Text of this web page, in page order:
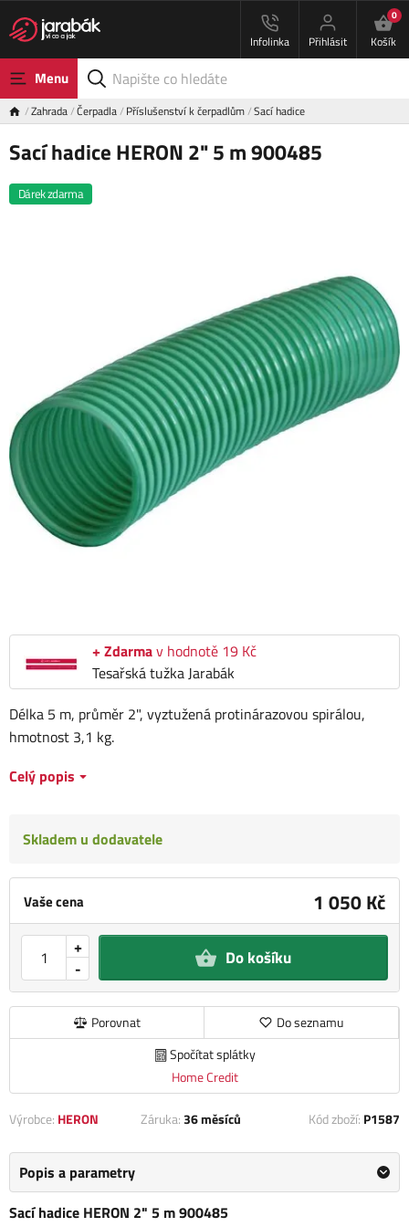
Infolinka Přihlásit
0
Košík
Menu
Zahrada Čerpadla Příslušenství k čerpadlům Sací hadice
Sací hadice HERON 2" 5 m 900485
Dárek zdarma
+ Zdarmav hodnotě 19 Kč
Tesařská tužka Jarabák
Vaše cena 1 050 Kč
-
+ Do košíku
Porovnat
Do seznamu
Spočítat splátky
Home Credit
Délka 5 m, průměr 2", vyztužená protinárazovou spirálou,
hmotnost 3,1 kg.
Celý popis
Skladem u dodavatele
Výrobce: HERON Záruka:36 měsíců Kód zboží: P1587
Popis a parametry
Sací hadice HERON 2" 5 m 900485